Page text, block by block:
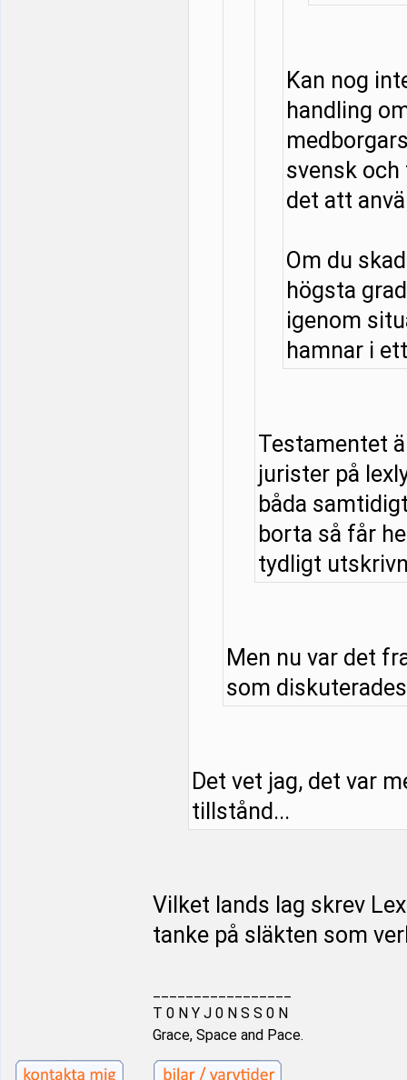
Kan nog
handling
svensk
det att
Om du
högsta
igenom
hamnar i
Testamentet
jurister på
båda
borta så får
tydligt
Men nu var det
som
Det vet jag, det var
tillstånd...
Vilket lands lag skrev
tanke på släkten som
T 0 N Y J 0 N S S 0 N
Grace, Space and Pace.